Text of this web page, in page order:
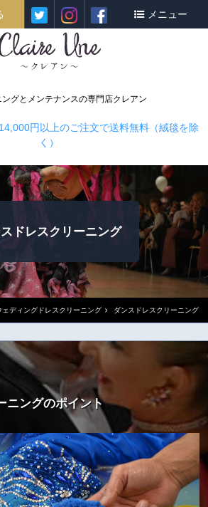
グとメンテナンスの専門店クレアン
メニュー
円以上のご注文で送料無料（絨毯を除
く）
ドレスクリーニング
ェディングドレスクリーニング ダンスドレスクリーニング
ニングのポイント